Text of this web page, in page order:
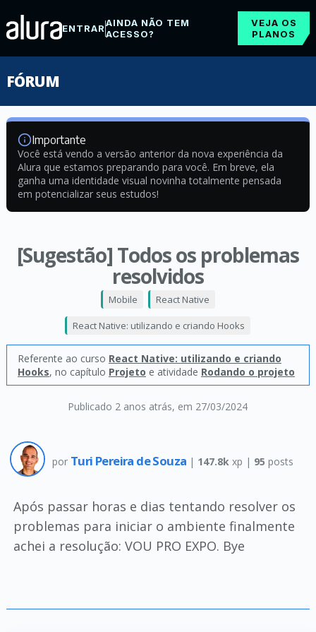
ENTRARAINDA NÃO TEM
ACESSO?
VEJA OS
PLANOS
FÓRUM
Importante
Você está vendo a versão anterior da nova experiência da
Alura que estamos preparando para você. Em breve, ela
ganha uma identidade visual novinha totalmente pensada
em potencializar seus estudos!
[Sugestão] Todos os problemas
resolvidos
Publicado 2 anos atrás, em 27/03/2024
Mobile React Native
React Native: utilizando e criando Hooks
Referente ao curso React Native: utilizando e criando
Hooks, no capítulo Projeto e atividade Rodando o projeto
por Turi Pereira de Souza | 147.8k xp | 95 posts
Após passar horas e dias tentando resolver os
problemas para iniciar o ambiente finalmente
achei a resolução: VOU PRO EXPO. Bye